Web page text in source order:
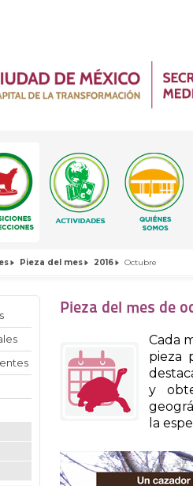
Pieza del mes 2016 Octubre
Pieza del mes de
Cada
pieza
y
la